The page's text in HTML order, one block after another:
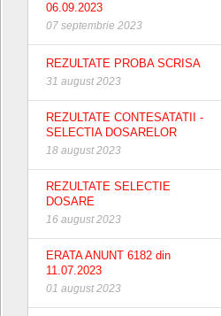
06.09.2023
07 septembrie 2023
REZULTATE PROBA SCRISA
31 august 2023
REZULTATE CONTESATATII -
SELECTIA DOSARELOR
18 august 2023
REZULTATE SELECTIE
DOSARE
16 august 2023
ERATA ANUNT 6182 din
11.07.2023
01 august 2023